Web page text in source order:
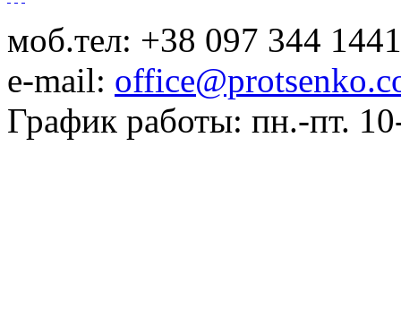
моб.тел: +38 097 344 1441
e-mail:
График работы: пн.-пт.